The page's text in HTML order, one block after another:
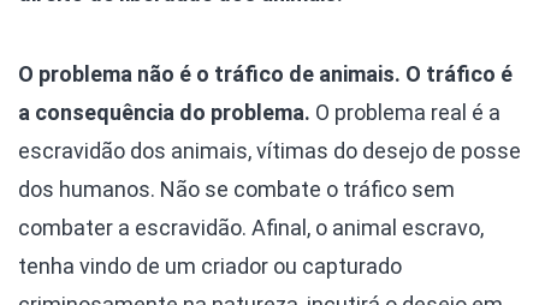
O problema não é o tráfico de animais. O tráfico é
a consequência do problema. O problema real é a
escravidão dos animais, vítimas do desejo de posse
dos humanos. Não se combate o tráfico sem
combater a escravidão. Afinal, o animal escravo,
tenha vindo de um criador ou capturado